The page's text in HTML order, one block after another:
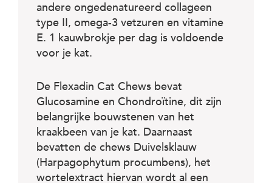
andere ongedenatureerd collageen
type II, omega-3 vetzuren en vitamine
E. 1 kauwbrokje per dag is voldoende
voor je kat.
De Flexadin Cat Chews bevat
Glucosamine en Chondroïtine, dit zijn
belangrijke bouwstenen van het
kraakbeen van je kat. Daarnaast
bevatten de chews Duivelsklauw
(Harpagophytum procumbens), het
wortelextract hiervan wordt al een